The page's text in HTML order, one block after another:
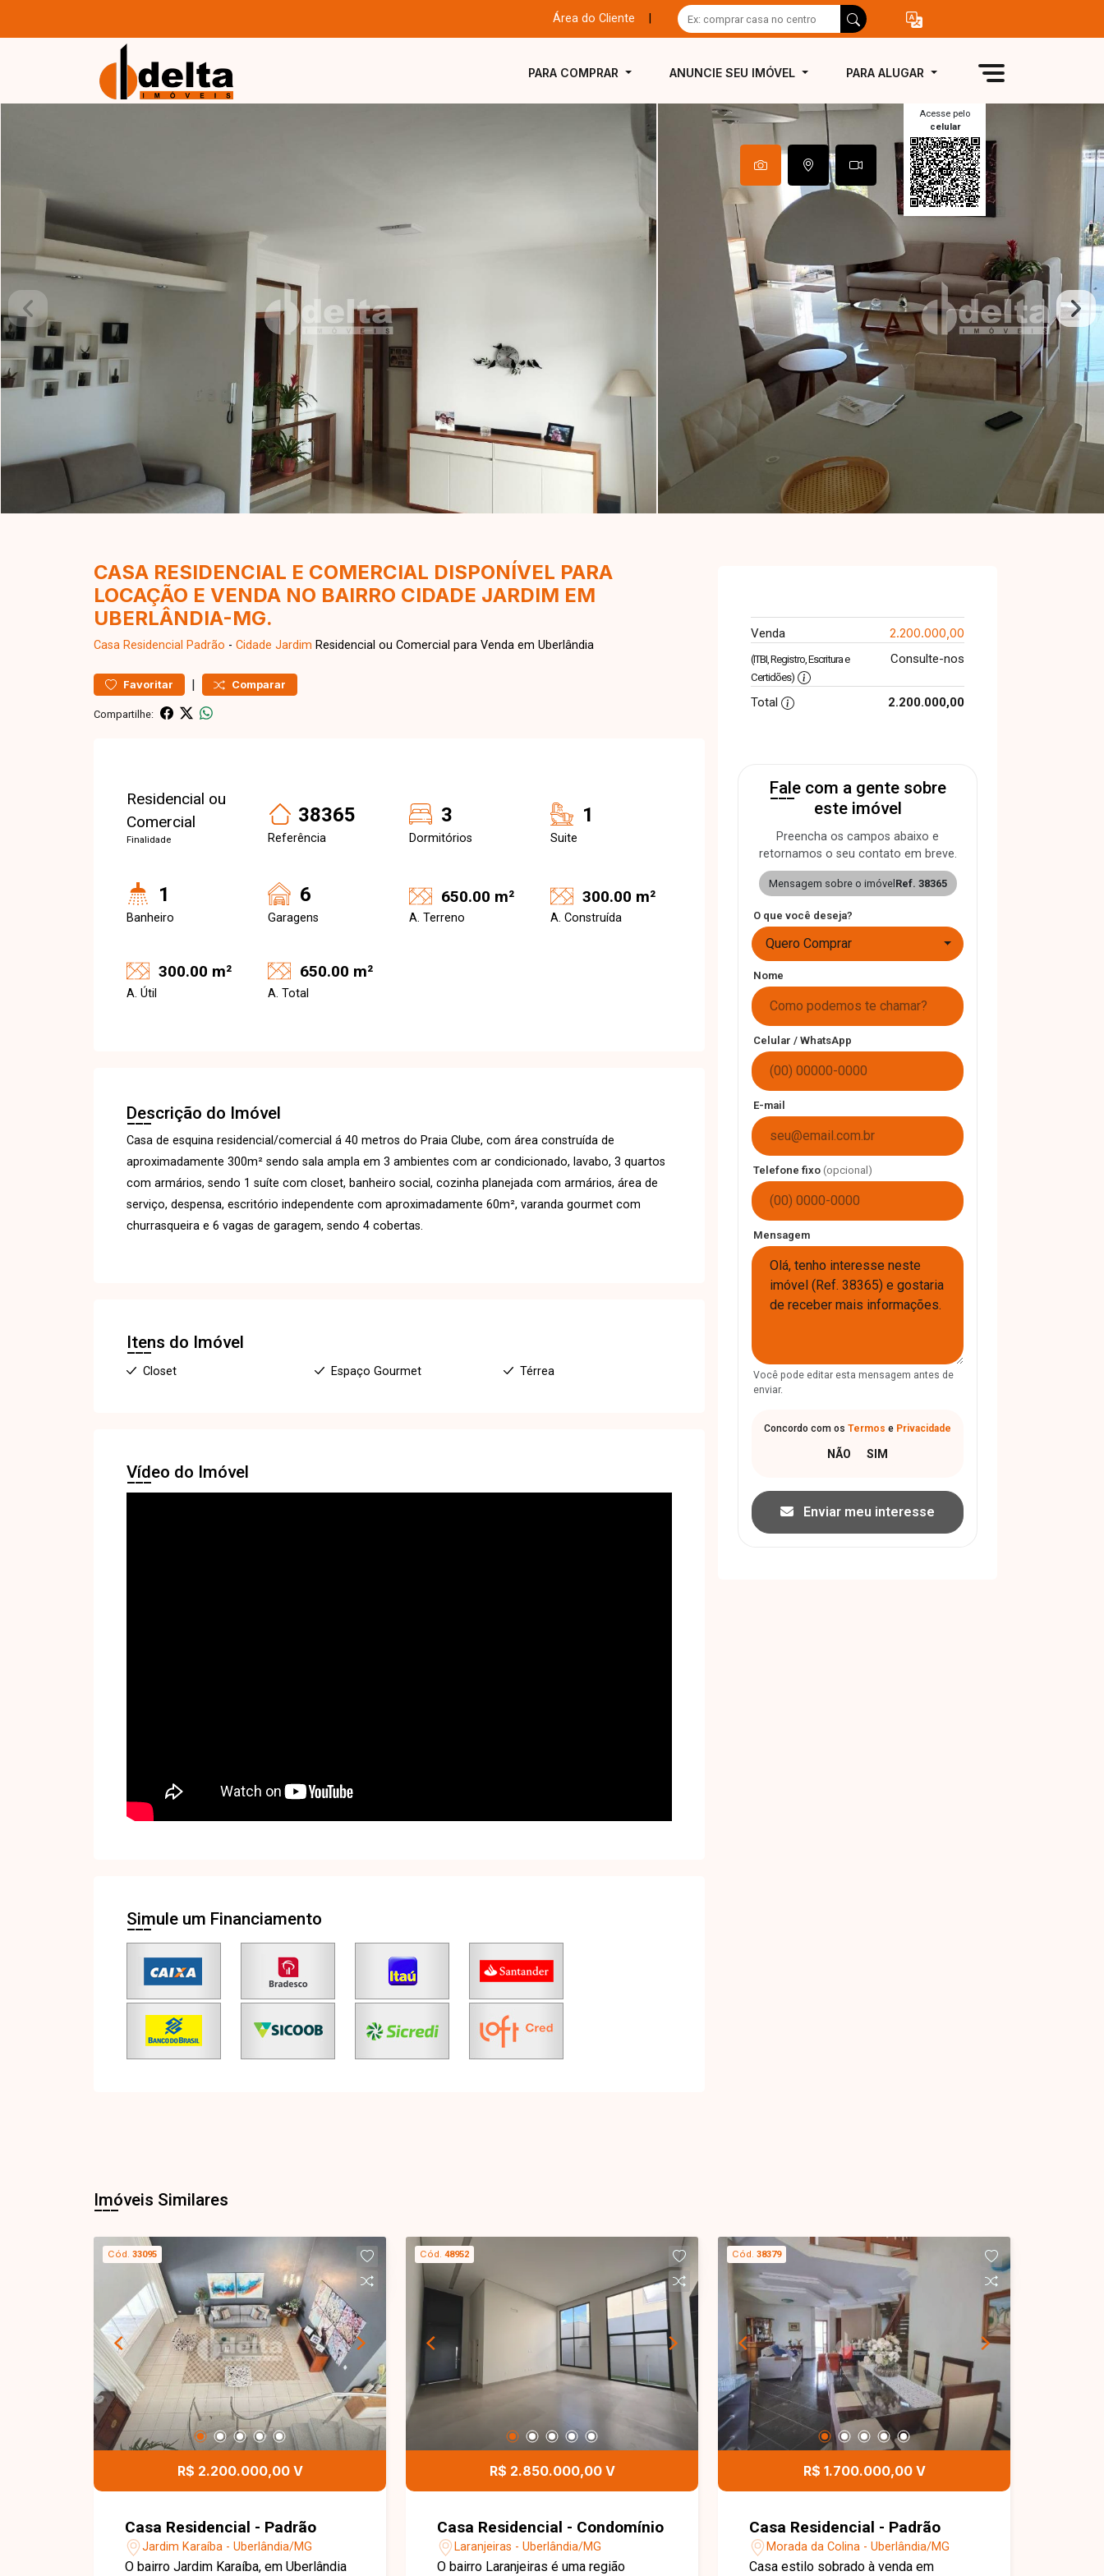
Área do Cliente
PARA COMPRAR ANUNCIE SEU IMÓVEL PARA ALUGAR
Acesse pelo
celular
CASA RESIDENCIAL E COMERCIAL DISPONÍVEL PARA
LOCAÇÃO E VENDA NO BAIRRO CIDADE JARDIM EM
UBERLÂNDIA-MG.
Casa Residencial Padrão - Cidade Jardim Residencial ou Comercial para Venda em Uberlândia
Favoritar | Comparar
Compartilhe:
Residencial ou
Comercial
Finalidade
38365
Referência
3
Dormitórios
1
Suite
1
Banheiro
6
Garagens
650.00 m²
A. Terreno
300.00 m²
A. Construída
300.00 m²
A. Útil
650.00 m²
A. Total
Descrição do Imóvel
Casa de esquina residencial/comercial á 40 metros do Praia Clube, com área construída de
aproximadamente 300m² sendo sala ampla em 3 ambientes com ar condicionado, lavabo, 3 quartos
com armários, sendo 1 suíte com closet, banheiro social, cozinha planejada com armários, área de
serviço, despensa, escritório independente com aproximadamente 60m², varanda gourmet com
churrasqueira e 6 vagas de garagem, sendo 4 cobertas.
Itens do Imóvel
Closet Espaço Gourmet Térrea
Vídeo do Imóvel
Simule um Financiamento
Venda 2.200.000,00
(ITBI, Registro, Escritura e
Certidões)
Consulte-nos
Total 2.200.000,00
Fale com a gente sobre
este imóvel
Preencha os campos abaixo e
retornamos o seu contato em breve.
Mensagem sobre o imóvel Ref. 38365
O que você deseja?
Quero Comprar
Nome
Celular / WhatsApp
E-mail
Telefone fixo (opcional)
Mensagem
Você pode editar esta mensagem antes de
enviar.
Concordo com os Termos e Privacidade
Enviar meu interesse
Imóveis Similares
Cód. 33095
R$ 2.200.000,00 V
Casa Residencial - Padrão
Jardim Karaíba - Uberlândia/MG
O bairro Jardim Karaíba, em Uberlândia
Cód. 48952
R$ 2.850.000,00 V
Casa Residencial - Condomínio
Laranjeiras - Uberlândia/MG
O bairro Laranjeiras é uma região
Cód. 38379
R$ 1.700.000,00 V
Casa Residencial - Padrão
Morada da Colina - Uberlândia/MG
Casa estilo sobrado à venda em